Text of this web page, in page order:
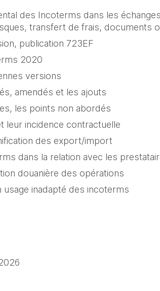
des Incoterms dans les
transfert de frais, documents
publication 723EF
2020
versions
amendés et les ajouts
les points non abordés
leur incidence contractuelle
des export/import
dans la relation avec les
douanière des opérations
usage inadapté des incoterms